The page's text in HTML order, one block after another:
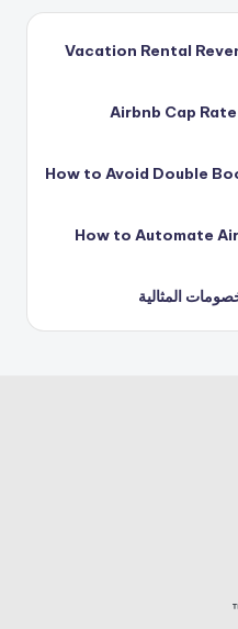
Vacation Rental
Airbnb Cap
How to Avoid Double
How to Automate